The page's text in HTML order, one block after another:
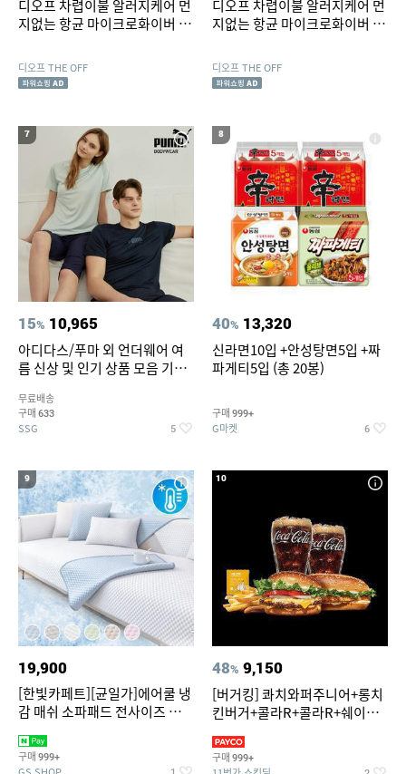
디오프 차렵이불 알러지케어 먼
지없는 항균 마이크로화이버 사
디오프 THE OFF
디오프 차렵이불 알러지케어 먼
지없는 항균 마이크로화이버 사
디오프 THE OFF
7
15% 10,965
아디다스/푸마 외 언더웨어 여
름 신상 및 인기 상품 모음 기획
무료배송
구매 633
SSG 5
8
40% 13,320
신라면10입 +안성탕면5입 +짜
파게티5입 (총 20봉)
구매 999+
G마켓 6
9
19,900
[한빛카페트][균일가]에어쿨 냉
감 매쉬 소파패드 전사이즈 균일
구매 999+
10
48% 9,150
[버거킹] 콰치와퍼주니어+롱치
킨버거+콜라R+콜라R+쉐이킹
구매 999+